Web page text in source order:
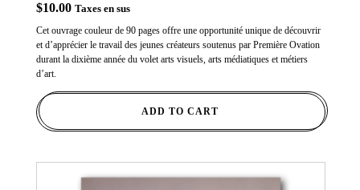
$10.00 Taxes en sus
Cet ouvrage couleur de 90 pages offre une opportunité unique de découvrir
et d’apprécier le travail des jeunes créateurs soutenus par Première Ovation
durant la dixième année du volet arts visuels, arts médiatiques et métiers
d’art.
ADD TO CART